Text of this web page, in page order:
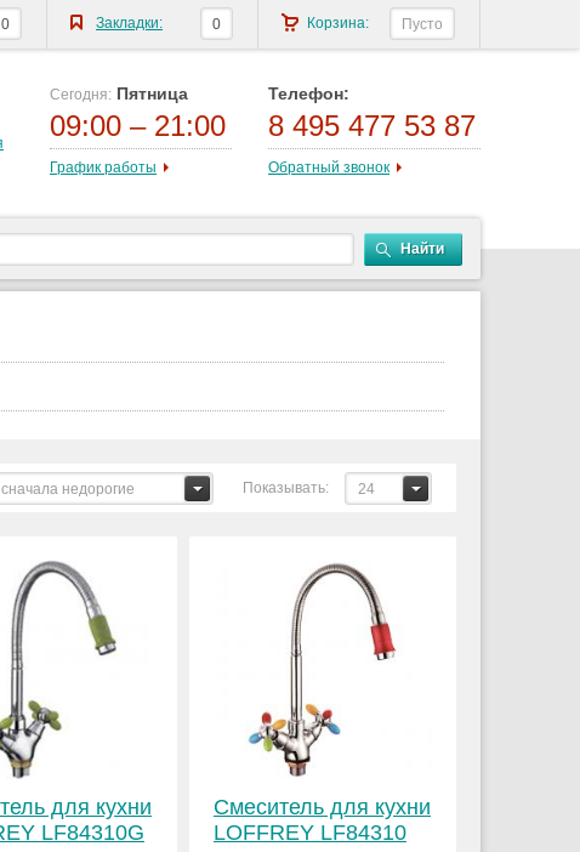
Сегодня: Пятница
09:00 – 21:00
График работы
Телефон:
8 495 477 53 87
Обратный звонок
Найти
Показывать: 24
недорогие
для кухни
LF84310G
Смеситель для кухни
LOFFREY LF84310
Корзина: Пусто
Закладки: 0
0